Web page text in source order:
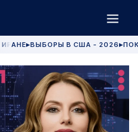
▶ВЫБОРЫ В США - 2026 ▶